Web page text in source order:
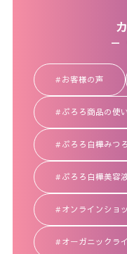
お客様の声
ぷろろ商品の使
ぷろろ白樺みつ
ぷろろ白樺美容
オンラインショ
オーガニックラ